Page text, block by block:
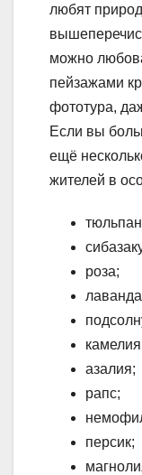
любят
можно
пейзажами
фототура,
Если вы
ещё
жителей в
роза;
азалия;
рапс;
персик;